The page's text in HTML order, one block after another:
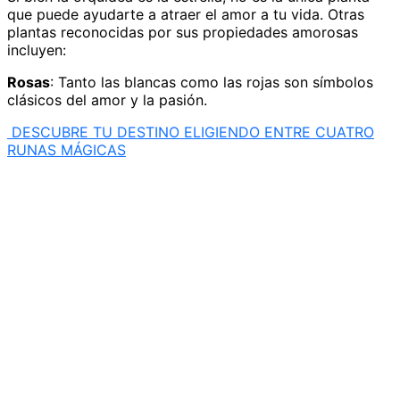
que puede ayudarte a atraer el amor a tu vida. Otras
plantas reconocidas por sus propiedades amorosas
incluyen:
Rosas: Tanto las blancas como las rojas son símbolos
clásicos del amor y la pasión.
DESCUBRE TU DESTINO ELIGIENDO ENTRE CUATRO
RUNAS MÁGICAS